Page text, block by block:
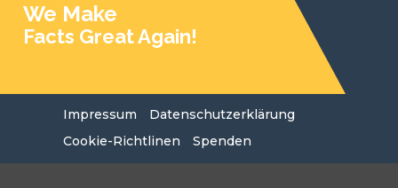
We Make
Facts Great Again!
Impressum
Datenschutzerklärung
Cookie-Richtlinen
Spenden